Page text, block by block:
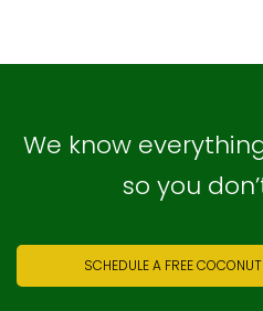
We know
so you
SCHEDULE A FREE